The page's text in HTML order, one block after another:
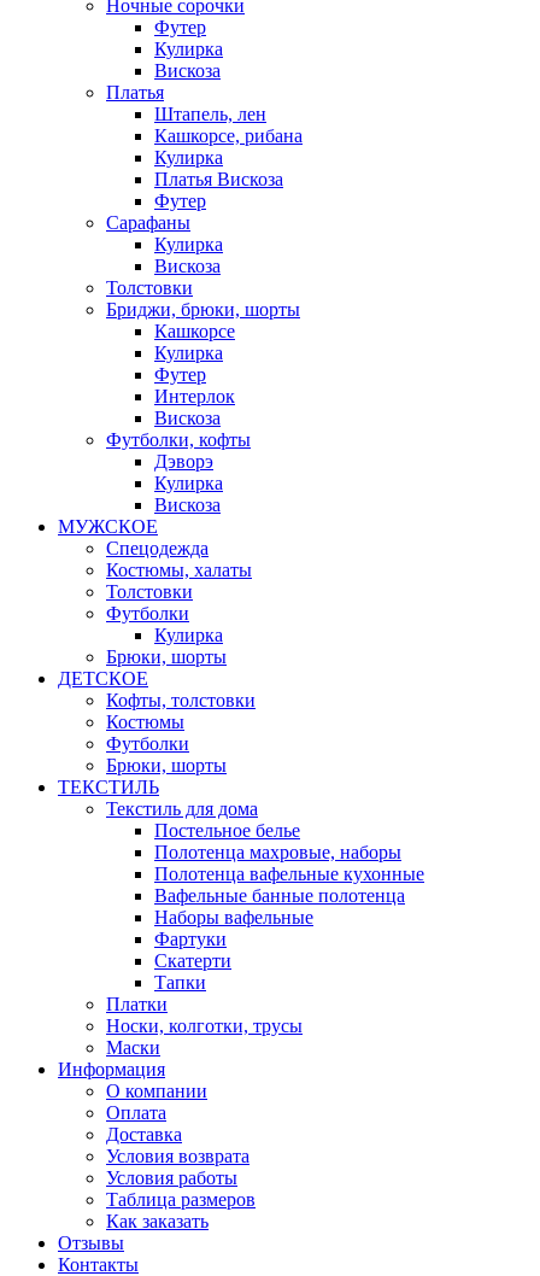
Ночные сорочки
Футер
Кулирка
Вискоза
Платья
Штапель, лен
Кашкорсе, рибана
Кулирка
Платья Вискоза
Футер
Сарафаны
Кулирка
Вискоза
Толстовки
Бриджи, брюки, шорты
Кашкорсе
Кулирка
Футер
Интерлок
Вискоза
Футболки, кофты
Дэворэ
Кулирка
Вискоза
МУЖСКОЕ
Спецодежда
Костюмы, халаты
Толстовки
Футболки
Кулирка
Брюки, шорты
ДЕТСКОЕ
Кофты, толстовки
Костюмы
Футболки
Брюки, шорты
ТЕКСТИЛЬ
Текстиль для дома
Постельное белье
Полотенца махровые, наборы
Полотенца вафельные кухонные
Вафельные банные полотенца
Наборы вафельные
Фартуки
Скатерти
Тапки
Платки
Носки, колготки, трусы
Маски
Информация
О компании
Оплата
Доставка
Условия возврата
Условия работы
Таблица размеров
Как заказать
Отзывы
Контакты